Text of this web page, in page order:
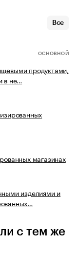
Все
ОСНОВНОЙ
продуктами,
в не…
магазинах
изделиями и
с тем же